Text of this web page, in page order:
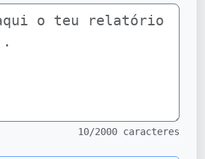
10/2000 caracteres